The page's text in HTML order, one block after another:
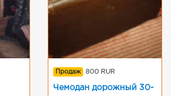
Продаж 800 RUR
Чемодан дорожный 30-